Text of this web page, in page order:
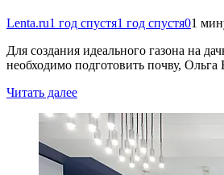
Lenta.ru1 год спустя1 год спустя01
Для создания идеального газона на
необходимо подготовить почву, Ольга
Читать далее